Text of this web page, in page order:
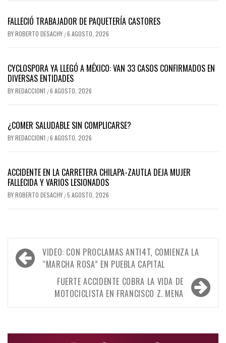
FALLECIÓ TRABAJADOR DE PAQUETERÍA CASTORES
BYROBERTO DESACHY /6 AGOSTO, 2026
CYCLOSPORA YA LLEGÓ A MÉXICO: VAN 33 CASOS CONFIRMADOS EN
DIVERSAS ENTIDADES
BYREDACCION1 /6 AGOSTO, 2026
¿COMER SALUDABLE SIN COMPLICARSE?
BYREDACCION1 /6 AGOSTO, 2026
ACCIDENTE EN LA CARRETERA CHILAPA-ZAUTLA DEJA MUJER
FALLECIDA Y VARIOS LESIONADOS
BYROBERTO DESACHY /5 AGOSTO, 2026
Navegación
de
entradas
VIDEO: CON PROCLAMAS ANTI4T, COMIENZA LA
“MARCHA ROSA” EN PUEBLA CAPITAL
FUERTE ACCIDENTE COBRA LA VIDA DE
MOTOCICLISTA EN FRANCISCO Z. MENA